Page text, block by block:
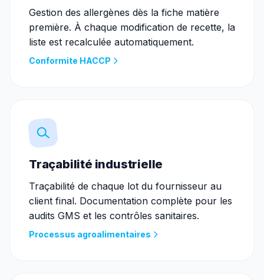
Gestion des allergènes dès la fiche matière
première. À chaque modification de recette, la
liste est recalculée automatiquement.
Conformite HACCP
Traçabilité industrielle
Traçabilité de chaque lot du fournisseur au
client final. Documentation complète pour les
audits GMS et les contrôles sanitaires.
Processus agroalimentaires